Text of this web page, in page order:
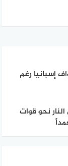
إسبانيا رغم
نحو قوات